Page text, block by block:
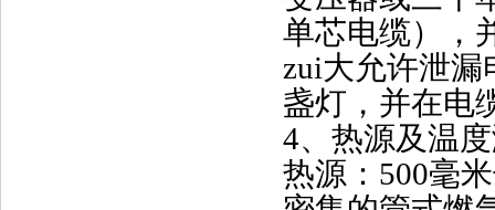
单芯电缆），
zui大允许泄漏
盏灯，并在电
4、热源及温
热源： 500毫